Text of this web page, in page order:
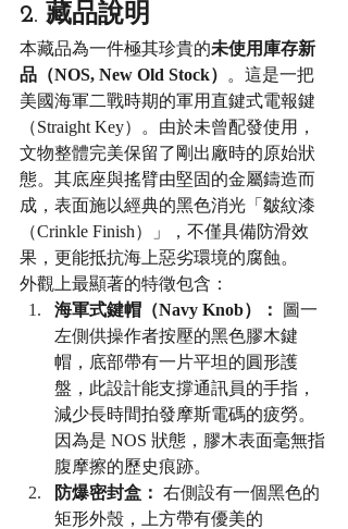
2. 藏品說明
本藏品為一件極其珍貴的未使用庫存新
品（NOS, New Old Stock）
。這是一把
美國海軍二戰時期的軍用直鍵式電報鍵
（Straight Key）。由於未曾配發使用，
文物整體完美保留了剛出廠時的原始狀
態。其底座與搖臂由堅固的金屬鑄造而
成，表面施以經典的黑色消光「皺紋漆
（Crinkle Finish）」，不僅具備防滑效
果，更能抵抗海上惡劣環境的腐蝕。
外觀上最顯著的特徵包含：
海軍式鍵帽（Navy Knob）：
圖一
左側供操作者按壓的黑色膠木鍵
帽，底部帶有一片平坦的圓形護
盤，此設計能支撐通訊員的手指，
減少長時間拍發摩斯電碼的疲勞。
因為是 NOS 狀態，膠木表面毫無指
腹摩擦的歷史痕跡。
防爆密封盒： 右側設有一個黑色的
矩形外殼，上方帶有優美的